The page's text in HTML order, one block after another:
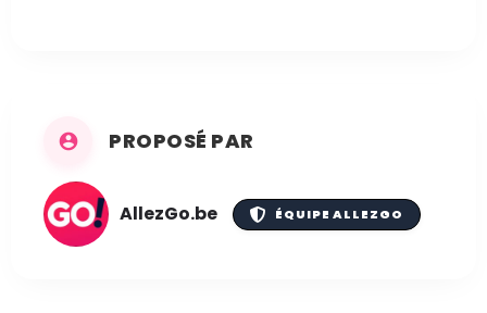
PROPOSÉ PAR
AllezGo.be ÉQUIPE ALLEZGO